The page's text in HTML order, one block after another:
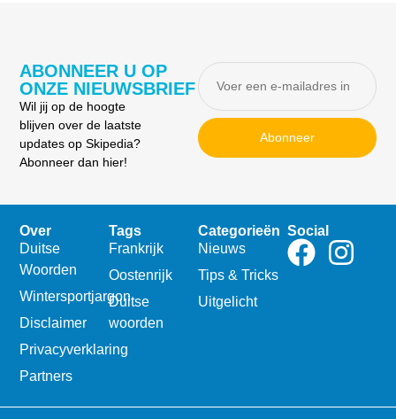
ABONNEER U OP
ONZE NIEUWSBRIEF
Wil jij op de hoogte
blijven over de laatste
updates op Skipedia?
Abonneer dan hier!
Abonneer
Over
Duitse
Woorden
Wintersportjargon
Disclaimer
Privacyverklaring
Partners
Tags
Frankrijk
Oostenrijk
Duitse
woorden
Categorieën
Nieuws
Tips & Tricks
Uitgelicht
Social